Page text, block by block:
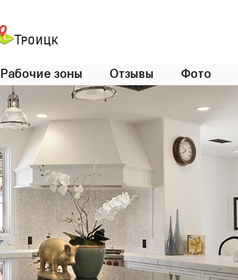
Троицк
Рабочие зоны Отзывы Фото